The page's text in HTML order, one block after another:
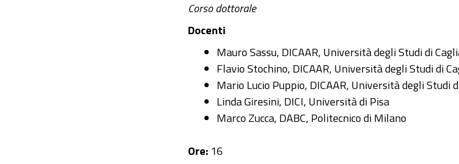
Corso dottorale
Docenti
Mauro Sassu, DICAAR, Università degli Studi di
Flavio Stochino, DICAAR, Università degli Studi di
Mario Lucio Puppio, DICAAR, Università degli Studi
Linda Giresini, DICI, Università di Pisa
Marco Zucca, DABC, Politecnico di Milano
Ore: 16